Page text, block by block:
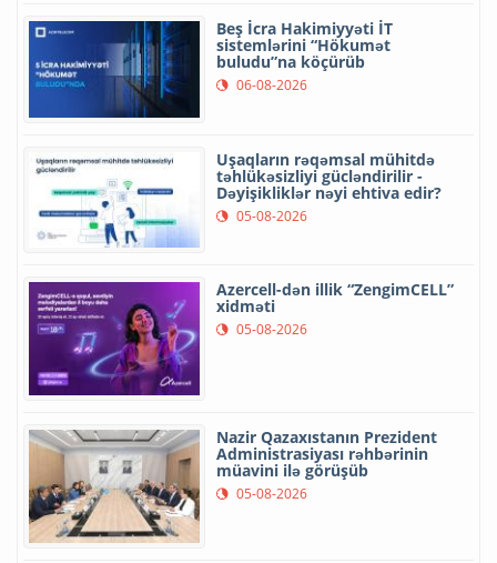
Beş İcra Hakimiyyəti İT
sistemlərini “Hökumət
buludu”na köçürüb
06-08-2026
Uşaqların rəqəmsal mühitdə
təhlükəsizliyi gücləndirilir -
Dəyişikliklər nəyi ehtiva edir?
05-08-2026
Azercell-dən illik “ZengimCELL”
xidməti
05-08-2026
Nazir Qazaxıstanın Prezident
Administrasiyası rəhbərinin
müavini ilə görüşüb
05-08-2026